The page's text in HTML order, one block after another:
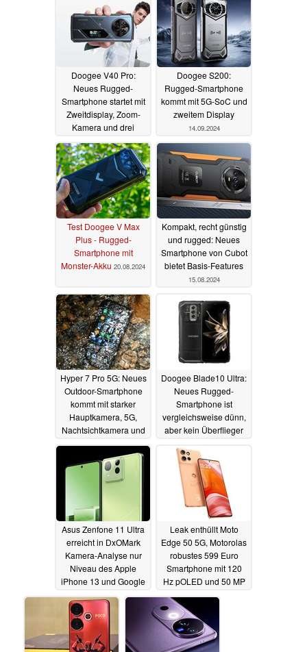
Doogee V40 Pro:
Neues Rugged-
Smartphone startet mit
Zweitdisplay, Zoom-
Kamera und drei
Kartenslots26.09.2024
Doogee S200:
Rugged-Smartphone
kommt mit 5G-SoC und
zweitem Display
14.09.2024
Test Doogee V Max
Plus - Rugged-
Smartphone mit
Monster-Akku 20.08.2024
Kompakt, recht günstig
und rugged: Neues
Smartphone von Cubot
bietet Basis-Features
15.08.2024
Hyper 7 Pro 5G: Neues
Outdoor-Smartphone
kommt mit starker
Hauptkamera, 5G,
Nachtsichtkamera und
zweitem Display
11.08.2024
Doogee Blade10 Ultra:
Neues Rugged-
Smartphone ist
vergleichsweise dünn,
aber kein Überflieger
Asus Zenfone 11 Ultra
erreicht in DxOMark
Kamera-Analyse nur
Niveau des Apple
iPhone 13 und Google
Pixel 624.07.2024
Leak enthüllt Moto
Edge 50 5G, Motorolas
robustes 599 Euro
Smartphone mit 120
Hz pOLED und 50 MP
Triple-Kamera24.07.2024